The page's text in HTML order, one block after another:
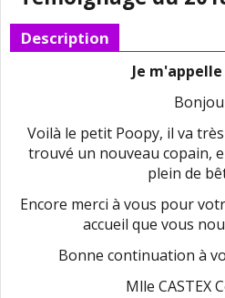
Description
Je m'appelle
Voilà le petit Poopy, il va
trouvé un nouveau copain,
plein de
Encore merci à vous pour
accueil que vous
Bonne continuation à
Mlle CASTEX